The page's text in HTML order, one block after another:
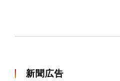
新聞広告